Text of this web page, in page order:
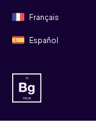
Français
Español